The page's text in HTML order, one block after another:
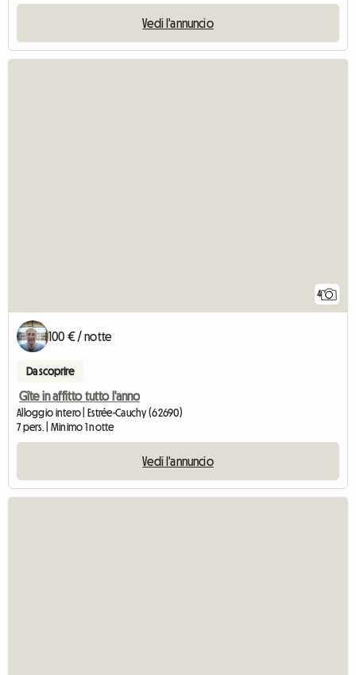
Vedi l'annuncio
4
100 € / notte
Da scoprire
Gîte in affitto tutto l'anno
Alloggio intero | Estrée-Cauchy (62690)
7 pers. | Minimo 1 notte
Vedi l'annuncio